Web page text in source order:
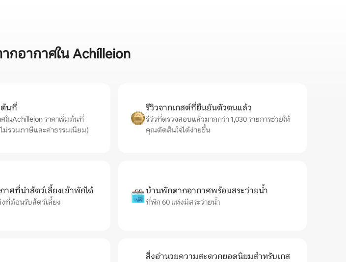
อากาศใน Achílleion
ต้นที่
นAchílleion ราคาเริ่มต้นที่
ม่รวมภาษีและค่าธรรมเนียม)
รีวิวจากเกสต์ที่ยืนยันตัวตนแล้ว
รีวิวที่ตรวจสอบแล้วมากกว่า 1,030 รายการช่วยให้
คุณตัดสินใจได้ง่ายขึ้น
ศที่นำสัตว์เลี้ยงเข้าพักได้
ที่ต้อนรับสัตว์เลี้ยง
บ้านพักตากอากาศพร้อมสระว่ายน้ำ
ที่พัก 60 แห่งมีสระว่ายน้ำ
สิ่งอำนวยความสะดวกยอดนิยมสำหรับเกส